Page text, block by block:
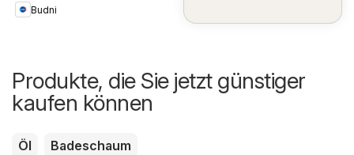
Budni
Produkte, die Sie jetzt günstiger
kaufen können
Öl Badeschaum